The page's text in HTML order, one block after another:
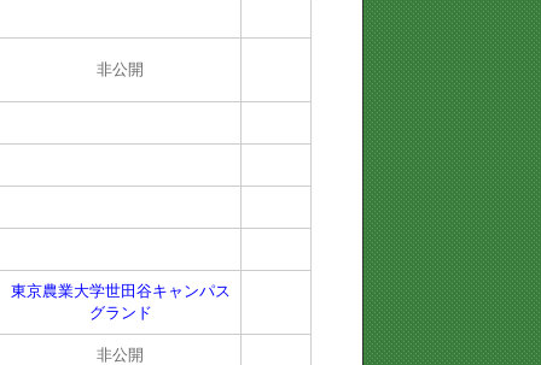
非公開
東京農業大学世田谷キャンパス
グランド
非公開